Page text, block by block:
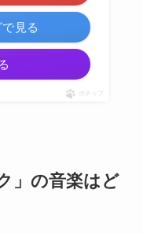
見る
ポチップ
」の音楽はど